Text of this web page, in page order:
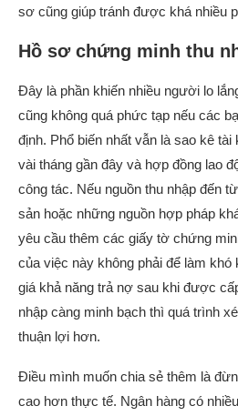
sơ cũng giúp tránh được khá nhiều
Hồ sơ chứng minh thu
Đây là phần khiến nhiều người lo
cũng không quá phức tạp nếu các
định. Phổ biến nhất vẫn là sao kê
vài tháng gần đây và hợp đồng lao
công tác. Nếu nguồn thu nhập đến
sản hoặc những nguồn hợp pháp
yêu cầu thêm các giấy tờ chứng
của việc này không phải để làm khó
giá khả năng trả nợ sau khi được
nhập càng minh bạch thì quá trình
thuận lợi hơn.
Điều mình muốn chia sẻ thêm là
cao hơn thực tế. Ngân hàng có